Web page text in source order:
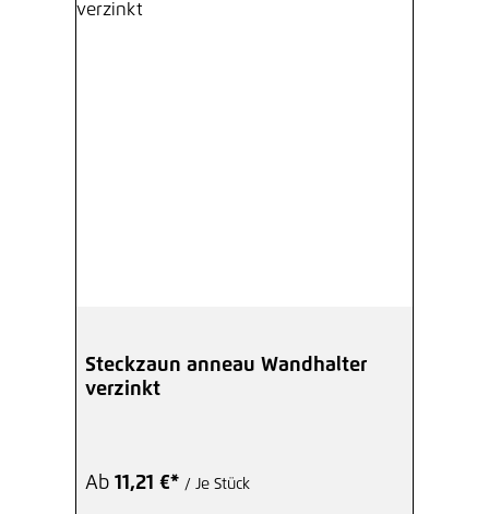
Steckzaun anneau Wandhalter
verzinkt
Ab 11,21 €* / Je Stück